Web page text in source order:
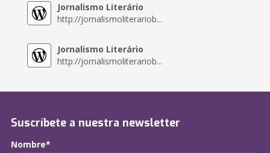
Jornalismo Literário
http://jornalismoliterariob...
Jornalismo Literário
http://jornalismoliterariob...
Suscríbete a nuestra newsletter
Nombre*